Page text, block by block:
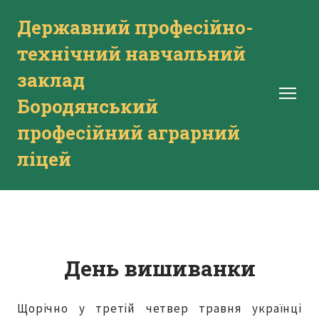
Державний професійно-
технічний навчальний
заклад
Бородянський
професійний аграрний
ліцей
День вишиванки
Щорічно у третій четвер травня українці